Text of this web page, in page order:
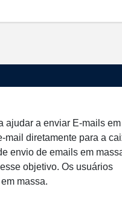
ajudar a enviar E-mails em
mail diretamente para a
envio de emails em
objetivo. Os usuários
massa.